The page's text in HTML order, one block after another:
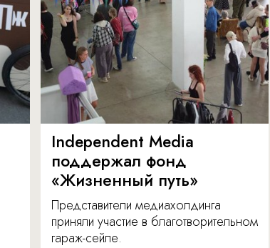
Independent Media
поддержал фонд
«Жизненный путь»
Представители медиахолдинга
приняли участие в благотворительном
гараж-сейле.